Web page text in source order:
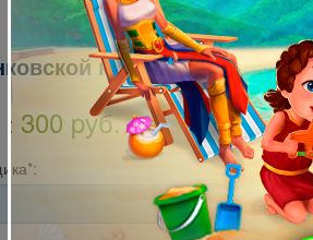
карты через
: 300 pуб.